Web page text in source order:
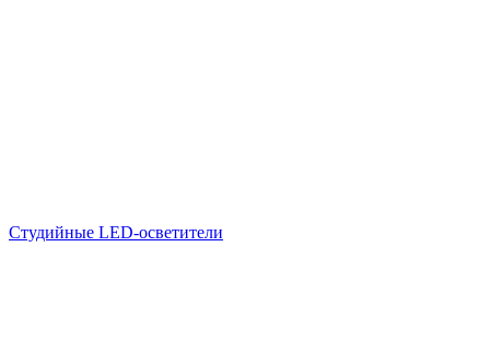
Студийные LED-осветители